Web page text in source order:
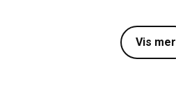
Vis mer